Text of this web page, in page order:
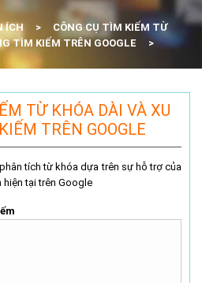
ÍCH
CÔNG CỤ TÌM KIẾM TỪ
TÌM KIẾM TRÊN GOOGLE
TỪ KHÓA DÀI VÀ XU
TRÊN GOOGLE
tích từ khóa dựa trên sự hỗ trợ của
tại trên Google